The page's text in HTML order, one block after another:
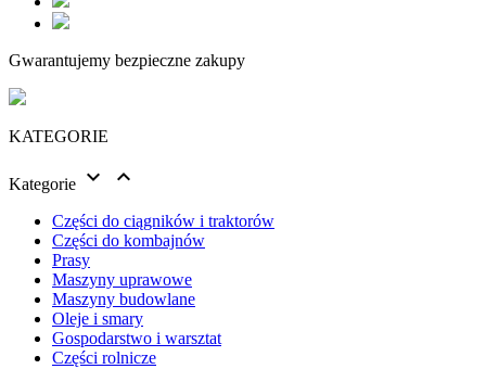
Gwarantujemy bezpieczne zakupy
KATEGORIE
Kategorie  
Części do ciągników i traktorów
Części do kombajnów
Prasy
Maszyny uprawowe
Maszyny budowlane
Oleje i smary
Gospodarstwo i warsztat
Części rolnicze